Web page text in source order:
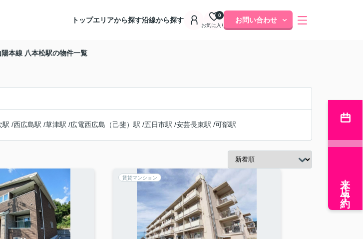
トップエリアから探す沿線から探す
お気に入り
0
お問い合わせ
陽本線 八本松駅の物件一覧
駅 /西広島駅 /草津駅 /広電西広島（己斐）駅 /五日市駅 /安芸長束駅 /可部駅
賃貸マンション 来店予約